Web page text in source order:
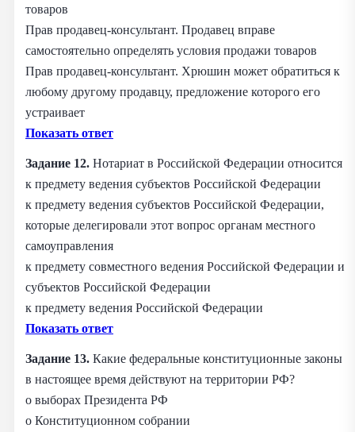
товаров
Прав продавец-консультант. Продавец вправе
самостоятельно определять условия продажи товаров
Прав продавец-консультант. Хрюшин может обратиться к
любому другому продавцу, предложение которого его
устраивает
Показать ответ
Задание 12. Нотариат в Российской Федерации относится
к предмету ведения субъектов Российской Федерации
к предмету ведения субъектов Российской Федерации,
которые делегировали этот вопрос органам местного
самоуправления
к предмету совместного ведения Российской Федерации и
субъектов Российской Федерации
к предмету ведения Российской Федерации
Показать ответ
Задание 13. Какие федеральные конституционные законы
в настоящее время действуют на территории РФ?
о выборах Президента РФ
о Конституционном собрании